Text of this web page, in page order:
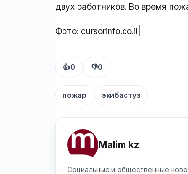
двух работников. Во время
Фото: cursorinfo.co.il|
👍0 👎0
пожар экибастуз
Malim kz
Социальные и общественные